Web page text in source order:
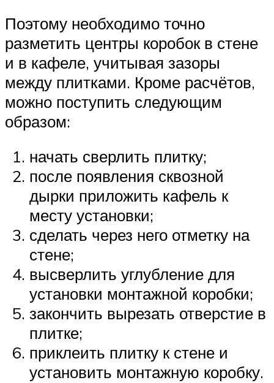
Поэтому необходимо точно
разметить центры коробок в стене
и в кафеле, учитывая зазоры
между плитками. Кроме расчётов,
можно поступить следующим
образом:
начать сверлить плитку;
после появления сквозной
дырки приложить кафель к
месту установки;
сделать через него отметку на
стене;
высверлить углубление для
установки монтажной коробки;
закончить вырезать отверстие в
плитке;
приклеить плитку к стене и
установить монтажную коробку.